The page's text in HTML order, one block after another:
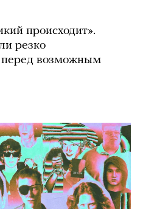
происходит».
резко
перед возможным